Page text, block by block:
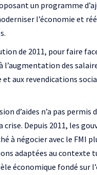
un programme
l’économie et
de 2011, pour faire
l’augmentation des
aux revendications
d’aides n’a pas permis
Depuis 2011, les
à négocier avec le FMI
adaptées au contexte
économique fondé sur